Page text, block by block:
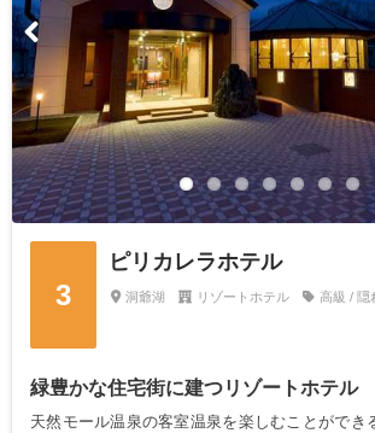
3
ピリカレラホテル
洞爺湖 リゾートホテル 高級 / 隠
緑豊かな住宅街に建つリゾートホテル
天然モール温泉の客室温泉を楽しむことができ